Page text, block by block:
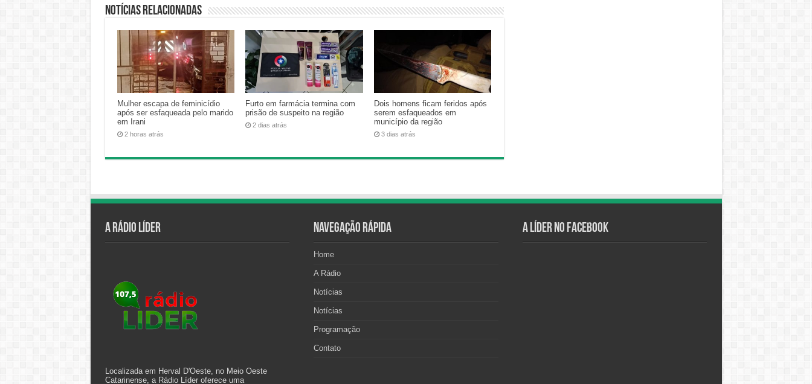
Notícias relacionadas
Mulher escapa de feminicídio
após ser esfaqueada pelo marido
em Irani
2 horas atrás
Furto em farmácia termina com
prisão de suspeito na região
2 dias atrás
Dois homens ficam feridos após
serem esfaqueados em
município da região
3 dias atrás
A Rádio Líder
Localizada em Herval D'Oeste, no Meio Oeste
Catarinense, a Rádio Líder oferece uma
Navegação Rápida
Home
A Rádio
Notícias
Notícias
Programação
Contato
A Líder no Facebook